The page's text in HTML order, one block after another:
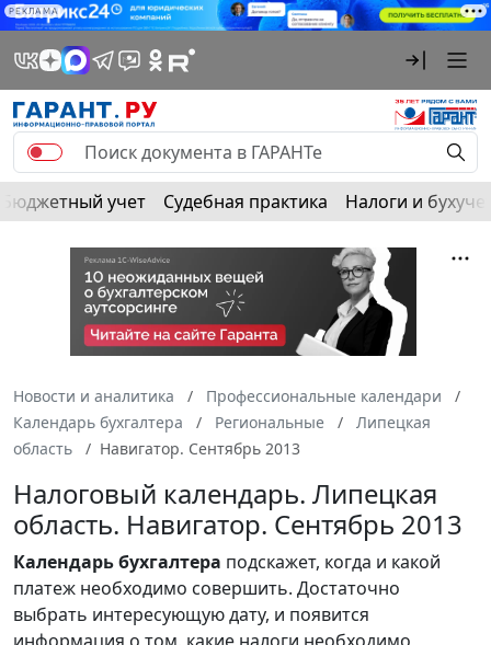
РЕКЛАМА
Бюджетный учет Судебная практика Налоги и
Новости и аналитика
Профессиональные календари
Календарь бухгалтера
Региональные
Липецкая
область
Навигатор. Сентябрь 2013
Налоговый календарь. Липецкая
область. Навигатор. Сентябрь 2013
Календарьбухгалтера подскажет, когда и какой
платеж необходимо совершить. Достаточно
выбрать интересующую дату, и появится